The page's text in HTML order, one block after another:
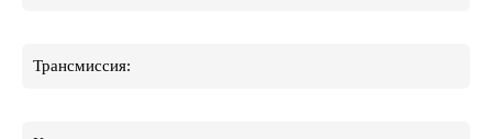
Трансмиссия: